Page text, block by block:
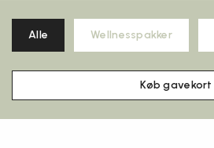
Alle Wellnesspakker
Køb gavekort